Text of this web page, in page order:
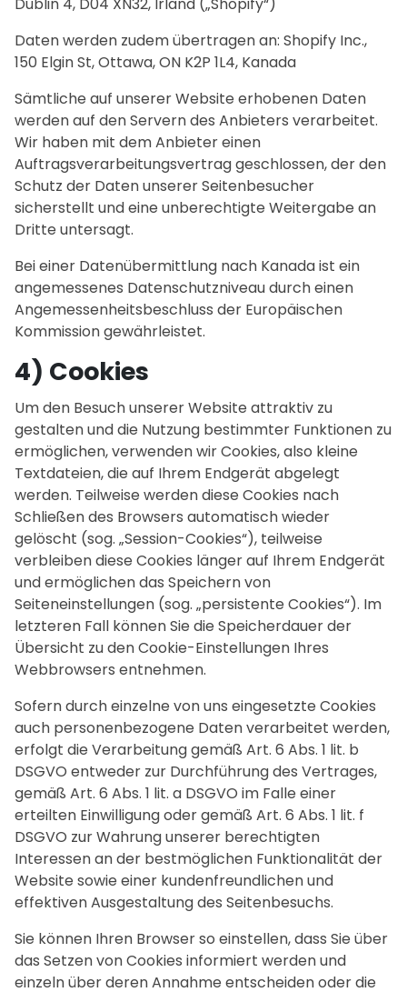
Daten werden zudem übertragen an: Shopify Inc.,
150 Elgin St, Ottawa, ON K2P 1L4, Kanada
Sämtliche auf unserer Website erhobenen Daten
werden auf den Servern des Anbieters verarbeitet.
Wir haben mit dem Anbieter einen
Auftragsverarbeitungsvertrag geschlossen, der den
Schutz der Daten unserer Seitenbesucher
sicherstellt und eine unberechtigte Weitergabe an
Dritte untersagt.
Bei einer Datenübermittlung nach Kanada ist ein
angemessenes Datenschutzniveau durch einen
Angemessenheitsbeschluss der Europäischen
Kommission gewährleistet.
4) Cookies
Um den Besuch unserer Website attraktiv zu
gestalten und die Nutzung bestimmter Funktionen zu
ermöglichen, verwenden wir Cookies, also kleine
Textdateien, die auf Ihrem Endgerät abgelegt
werden. Teilweise werden diese Cookies nach
Schließen des Browsers automatisch wieder
gelöscht (sog. „Session-Cookies“), teilweise
verbleiben diese Cookies länger auf Ihrem Endgerät
und ermöglichen das Speichern von
Seiteneinstellungen (sog. „persistente Cookies“). Im
letzteren Fall können Sie die Speicherdauer der
Übersicht zu den Cookie-Einstellungen Ihres
Webbrowsers entnehmen.
Sofern durch einzelne von uns eingesetzte Cookies
auch personenbezogene Daten verarbeitet werden,
erfolgt die Verarbeitung gemäß Art. 6 Abs. 1 lit. b
DSGVO entweder zur Durchführung des Vertrages,
gemäß Art. 6 Abs. 1 lit. a DSGVO im Falle einer
erteilten Einwilligung oder gemäß Art. 6 Abs. 1 lit. f
DSGVO zur Wahrung unserer berechtigten
Interessen an der bestmöglichen Funktionalität der
Website sowie einer kundenfreundlichen und
effektiven Ausgestaltung des Seitenbesuchs.
Sie können Ihren Browser so einstellen, dass Sie über
das Setzen von Cookies informiert werden und
einzeln über deren Annahme entscheiden oder die